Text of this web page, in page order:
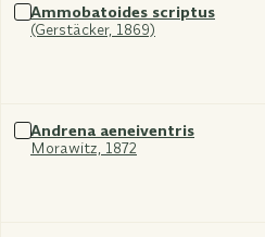
Sélectionner
Ammobatoides scriptus
(Gerstäcker, 1869)
Sélectionner
Andrena aeneiventris
Morawitz, 1872